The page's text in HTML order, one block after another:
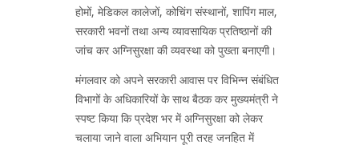
होमों, मेडिकल कालेजों, कोचिंग संस्थानों, शापिंग माल,
सरकारी भवनों तथा अन्य व्यावसायिक प्रतिष्ठानों की
जांच कर अग्निसुरक्षा की व्यवस्था को पुख्ता बनाएगी।
मंगलवार को अपने सरकारी आवास पर विभिन्न संबंधित
विभागों के अधिकारियों के साथ बैठक कर मुख्यमंत्री ने
स्पष्ट किया कि प्रदेश भर में अग्निसुरक्षा को लेकर
चलाया जाने वाला अभियान पूरी तरह जनहित में